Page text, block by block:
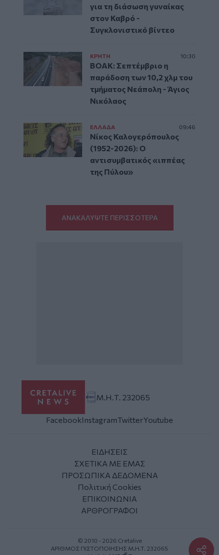
για τη διάσωση γυναίκας
στον Καβρό -
Συγκλονιστικό βίντεο
ΚΡΗΤΗ 10:30
ΒΟΑΚ: Σεπτέμβριο η
παράδοση των 10,2 χλμ του
τμήματος Νεάπολη - Άγιος
Νικόλαος
ΕΛΛAΔΑ 09:46
Νίκος Καλογερόπουλος
(1952-2026): O
αντισυμβατικός «ιππέας
της Πύλου»
ΑΝΑΚΑΛΥΨΤΕ ΠΕΡΙΣΣΟΤΕΡΑ
Μ.Η.Τ. 232065
FacebookInstagramTwitterYoutube
ΕΙΔΗΣΕΙΣ
ΣΧΕΤΙΚΑ ΜΕ ΕΜΑΣ
ΠΡΟΣΩΠΙΚΑ ΔΕΔΟΜΕΝΑ
Πολιτική Cookies
ΕΠΙΚΟΙΝΩΝΙΑ
ΑΡΘΡΟΓΡΑΦΟΙ
© 2010 - 2026 Cretalive
ΑΡΙΘΜΟΣ ΠΙΣΤΟΠΟΙΗΣΗΣ Μ.Η.Τ. 232065